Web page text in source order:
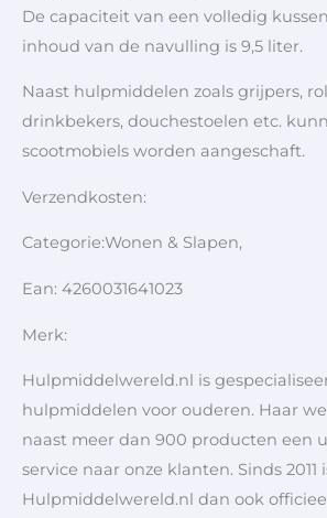
De capaciteit van een volledig
inhoud van de navulling is 9,5 liter.
Naast hulpmiddelen zoals grijpers,
drinkbekers, douchestoelen etc.
scootmobiels worden aangeschaft.
Verzendkosten:
Categorie:Wonen & Slapen,
Ean: 4260031641023
Merk:
Hulpmiddelwereld.nl is
hulpmiddelen voor ouderen. Haar
naast meer dan 900 producten een
service naar onze klanten. Sinds 2011
Hulpmiddelwereld.nl dan ook